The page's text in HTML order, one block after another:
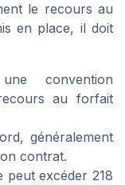
le recours au
en place, il doit
convention
au forfait
généralement
contrat.
peut excéder 218